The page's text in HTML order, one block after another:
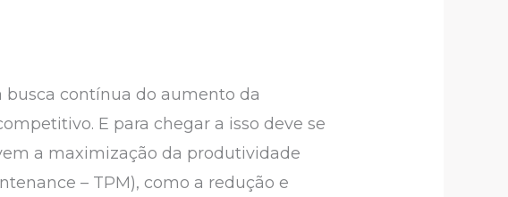
busca contínua do aumento da
E para chegar a isso deve se
a maximização da produtividade
– TPM), como a redução e